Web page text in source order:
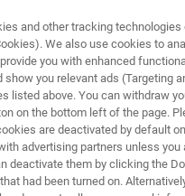
ターイベント
and other tracking
We also use cookies to
you with enhanced
show you relevant ads (Targeting
listed above. You can withdraw
on the bottom left of the page.
are deactivated by default
advertising partners unless
deactivate them by clicking the
had been turned on.